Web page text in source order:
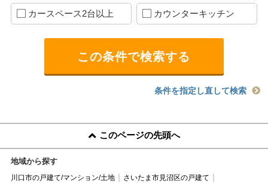
カースペース2台以上 カウンターキッチン
条件を指定し直して検索
このページの先頭へ
地域から探す
川口市の戸建て/マンション/土地
さいたま市見沼区の戸建て